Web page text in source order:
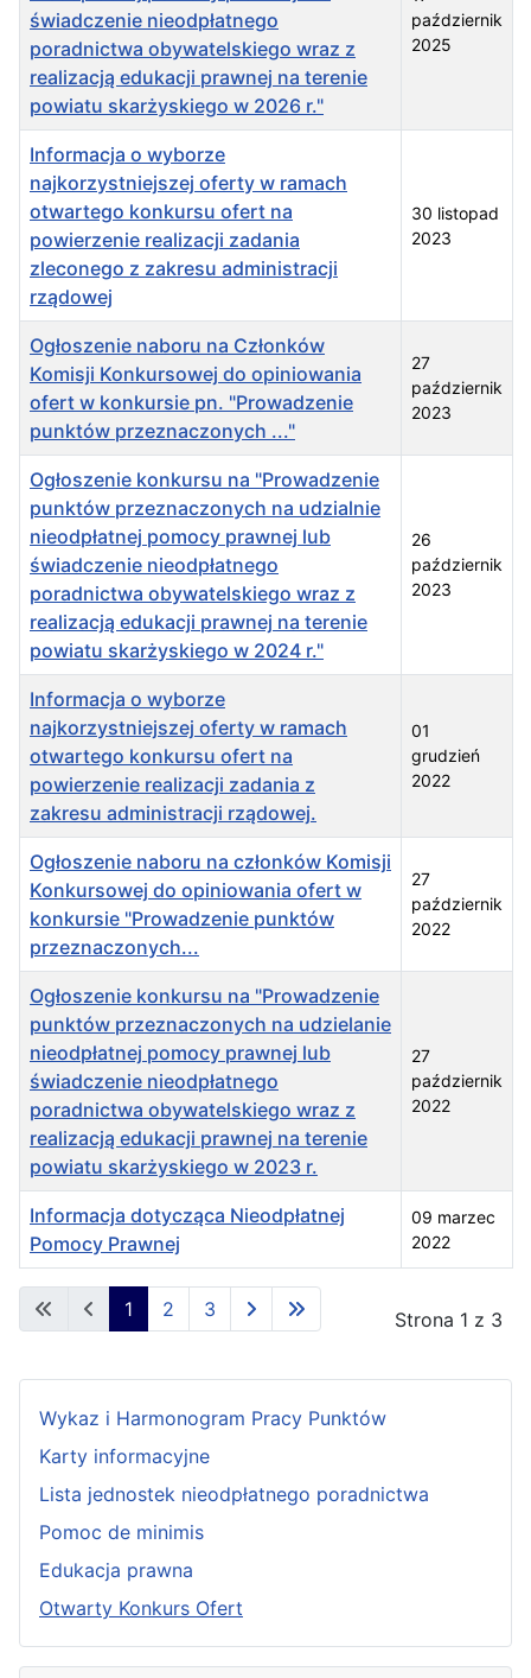
Spis artykułów
świadczenie nieodpłatnego
poradnictwa obywatelskiego wraz z
realizacją edukacji prawnej na terenie
powiatu skarżyskiego w 2026 r."
październik
2025
Informacja o wyborze
najkorzystniejszej oferty w ramach
otwartego konkursu ofert na
powierzenie realizacji zadania
zleconego z zakresu administracji
rządowej
30 listopad
2023
Ogłoszenie naboru na Członków
Komisji Konkursowej do opiniowania
ofert w konkursie pn. "Prowadzenie
punktów przeznaczonych ..."
27
październik
2023
Ogłoszenie konkursu na "Prowadzenie
punktów przeznaczonych na udzialnie
nieodpłatnej pomocy prawnej lub
świadczenie nieodpłatnego
poradnictwa obywatelskiego wraz z
realizacją edukacji prawnej na terenie
powiatu skarżyskiego w 2024 r."
26
październik
2023
Informacja o wyborze
najkorzystniejszej oferty w ramach
otwartego konkursu ofert na
powierzenie realizacji zadania z
zakresu administracji rządowej.
01
grudzień
2022
Ogłoszenie naboru na członków Komisji
Konkursowej do opiniowania ofert w
konkursie "Prowadzenie punktów
przeznaczonych...
27
październik
2022
Ogłoszenie konkursu na "Prowadzenie
punktów przeznaczonych na udzielanie
nieodpłatnej pomocy prawnej lub
świadczenie nieodpłatnego
poradnictwa obywatelskiego wraz z
realizacją edukacji prawnej na terenie
powiatu skarżyskiego w 2023 r.
27
październik
2022
Informacja dotycząca Nieodpłatnej
Pomocy Prawnej
09 marzec
2022
Strona 1 z 3
1 2 3
Wykaz i Harmonogram Pracy Punktów
Karty informacyjne
Lista jednostek nieodpłatnego poradnictwa
Pomoc de minimis
Edukacja prawna
Otwarty Konkurs Ofert